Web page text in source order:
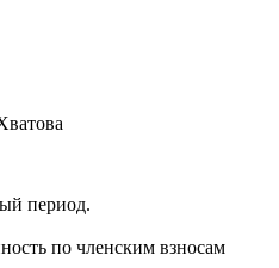
период.
по членским взносам